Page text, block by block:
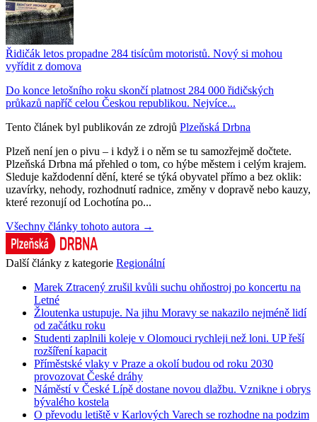
Řidičák letos propadne 284 tisícům motoristů. Nový si mohou
vyřídit z domova
Do konce letošního roku skončí platnost 284 000 řidičských
průkazů napříč celou Českou republikou. Nejvíce...
Tento článek byl publikován ze zdrojů Plzeňská Drbna
Plzeň není jen o pivu – i když i o něm se tu samozřejmě dočtete.
Plzeňská Drbna má přehled o tom, co hýbe městem i celým krajem.
Sleduje každodenní dění, které se týká obyvatel přímo a bez oklik:
uzavírky, nehody, rozhodnutí radnice, změny v dopravě nebo kauzy,
které rezonují od Lochotína po...
Všechny články tohoto autora →
Další články z kategorie Regionální
Marek Ztracený zrušil kvůli suchu ohňostroj po koncertu na
Letné
Žloutenka ustupuje. Na jihu Moravy se nakazilo nejméně lidí
od začátku roku
Studenti zaplnili koleje v Olomouci rychleji než loni. UP řeší
rozšíření kapacit
Příměstské vlaky v Praze a okolí budou od roku 2030
provozovat České dráhy
Náměstí v České Lípě dostane novou dlažbu. Vznikne i obrys
bývalého kostela
O převodu letiště v Karlových Varech se rozhodne na podzim